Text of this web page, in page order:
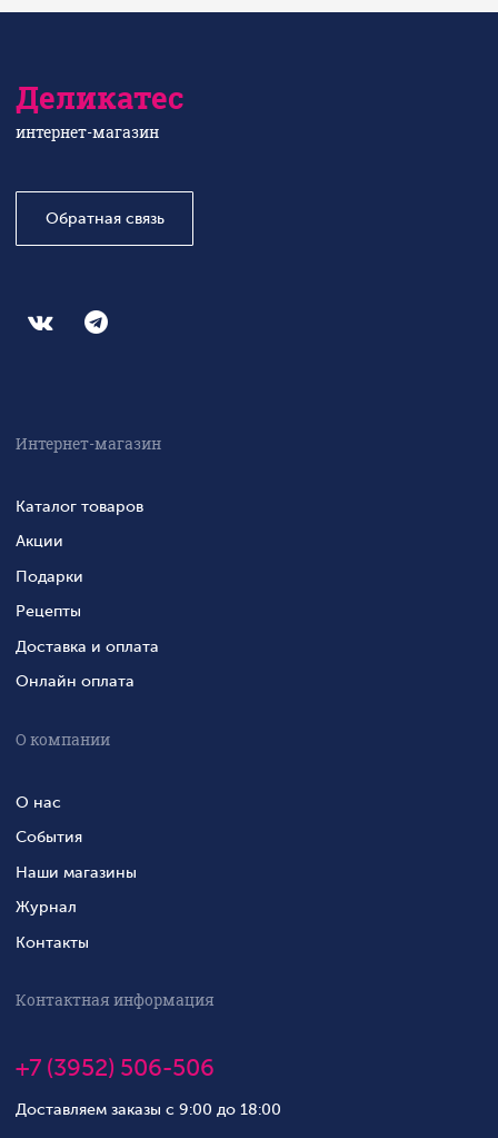
Деликатес
интернет-магазин
Обратная связь
Интернет-магазин
Каталог товаров
Акции
Подарки
Рецепты
Доставка и оплата
Онлайн оплата
О компании
О нас
События
Наши магазины
Журнал
Контакты
Контактная информация
+7 (3952) 506-506
Доставляем заказы с 9:00 до 18:00